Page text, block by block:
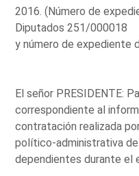
2016. (Número de
Diputados 251/000018
y número de expediente
El señor PRESIDENTE:
correspondiente al
contratación realizada
político-administrativa
dependientes durante el